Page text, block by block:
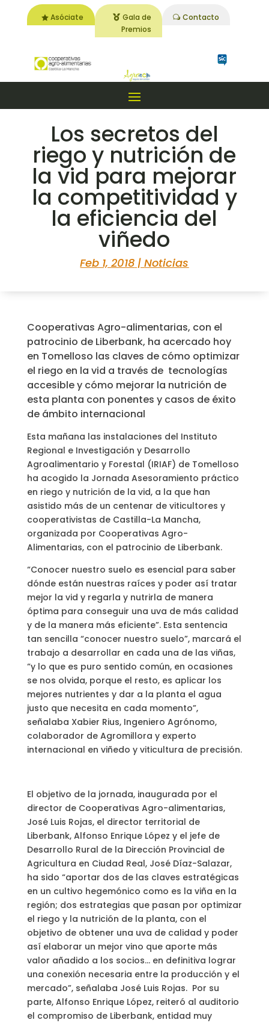
Asóciate
Gala de
Premios
Contacto
Los secretos del
riego y nutrición de
la vid para mejorar
la competitividad y
la eficiencia del
viñedo
Feb 1, 2018 |Noticias
Cooperativas Agro-alimentarias, con el
patrocinio de Liberbank, ha acercado hoy
en Tomelloso las claves de cómo optimizar
el riego en la vid a través de tecnologías
accesible y cómo mejorar la nutrición de
esta planta con ponentes y casos de éxito
de ámbito internacional
Esta mañana las instalaciones del Instituto
Regional e Investigación y Desarrollo
Agroalimentario y Forestal (IRIAF) de Tomelloso
ha acogido la Jornada Asesoramiento práctico
en riego y nutrición de la vid, a la que han
asistido más de un centenar de viticultores y
cooperativistas de Castilla-La Mancha,
organizada por Cooperativas Agro-
Alimentarias, con el patrocinio de Liberbank.
“Conocer nuestro suelo es esencial para saber
dónde están nuestras raíces y poder así tratar
mejor la vid y regarla y nutrirla de manera
óptima para conseguir una uva de más calidad
y de la manera más eficiente”. Esta sentencia
tan sencilla “conocer nuestro suelo”, marcará el
trabajo a desarrollar en cada una de las viñas,
“y lo que es puro sentido común, en ocasiones
se nos olvida, porque el resto, es aplicar los
mejores nutrientes y dar a la planta el agua
justo que necesita en cada momento”,
señalaba Xabier Rius, Ingeniero Agrónomo,
colaborador de Agromillora y experto
internacional en viñedo y viticultura de precisión.
El objetivo de la jornada, inaugurada por el
director de Cooperativas Agro-alimentarias,
José Luis Rojas, el director territorial de
Liberbank, Alfonso Enrique López y el jefe de
Desarrollo Rural de la Dirección Provincial de
Agricultura en Ciudad Real, José Díaz-Salazar,
ha sido “aportar dos de las claves estratégicas
en un cultivo hegemónico como es la viña en la
región; dos estrategias que pasan por optimizar
el riego y la nutrición de la planta, con el
objetivo de obtener una uva de calidad y poder
así elaborar un mejor vino que aporte más
valor añadido a los socios… en definitiva lograr
una conexión necesaria entre la producción y el
mercado”, señalaba José Luis Rojas. Por su
parte, Alfonso Enrique López, reiteró al auditorio
el compromiso de Liberbank, entidad muy